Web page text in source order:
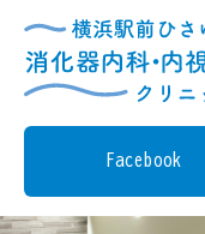
Facebook